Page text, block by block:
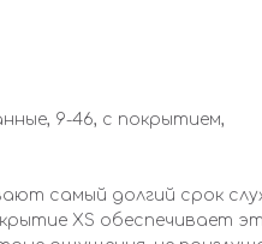
9-46, с покрытием,
самый долгий срок
XS обеспечивает